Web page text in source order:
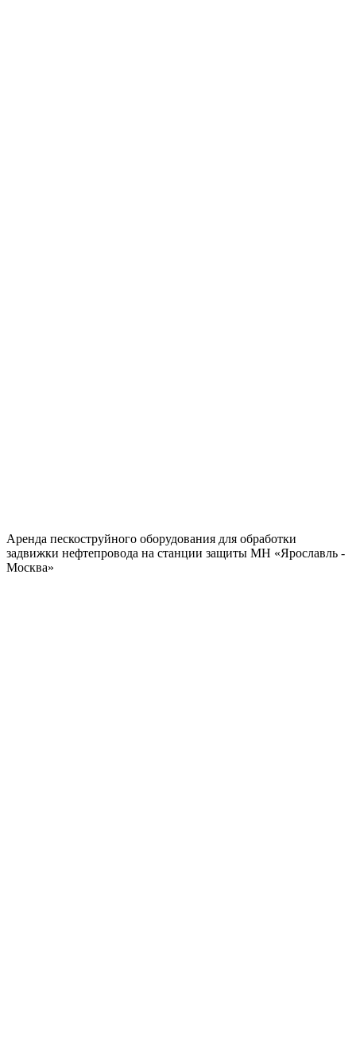
Аренда пескоструйного оборудования для обработки
задвижки нефтепровода на станции защиты МН «Ярославль -
Москва»